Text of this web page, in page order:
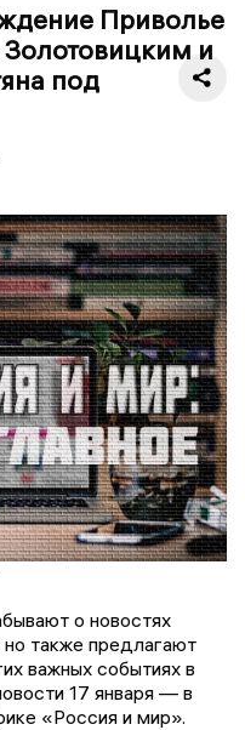
Приволье
и
под
о новостях
но также предлагают
важных событиях в
17 января — в
«Россия и мир».